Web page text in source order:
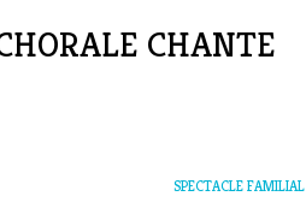
CHANTE
SPECTACLE FAMILIAL